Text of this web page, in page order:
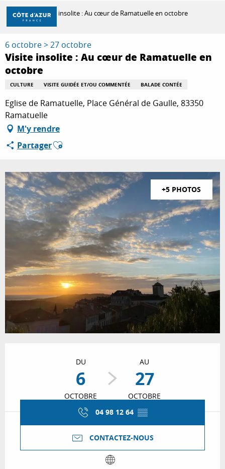
Aller
contenu
principal
DÉCOUVRIR
À FAIRE
SÉJOURNER
Accueil Visite insolite : Au cœur de Ramatuelle en octobre
6 octobre > 27 octobre
Visite insolite : Au cœur de Ramatuelle en
octobre
CULTURE VISITE GUIDÉE ET/OU COMMENTÉE BALADE CONTÉE
Eglise de Ramatuelle, Place Général de Gaulle, 83350
Ramatuelle
M'y rendre
PartagerAjouter aux favoris
+5 PHOTOS
DU
6
OCTOBRE
AU
27
OCTOBRE
04 98 12 64 ▒▒
CONTACTEZ-NOUS